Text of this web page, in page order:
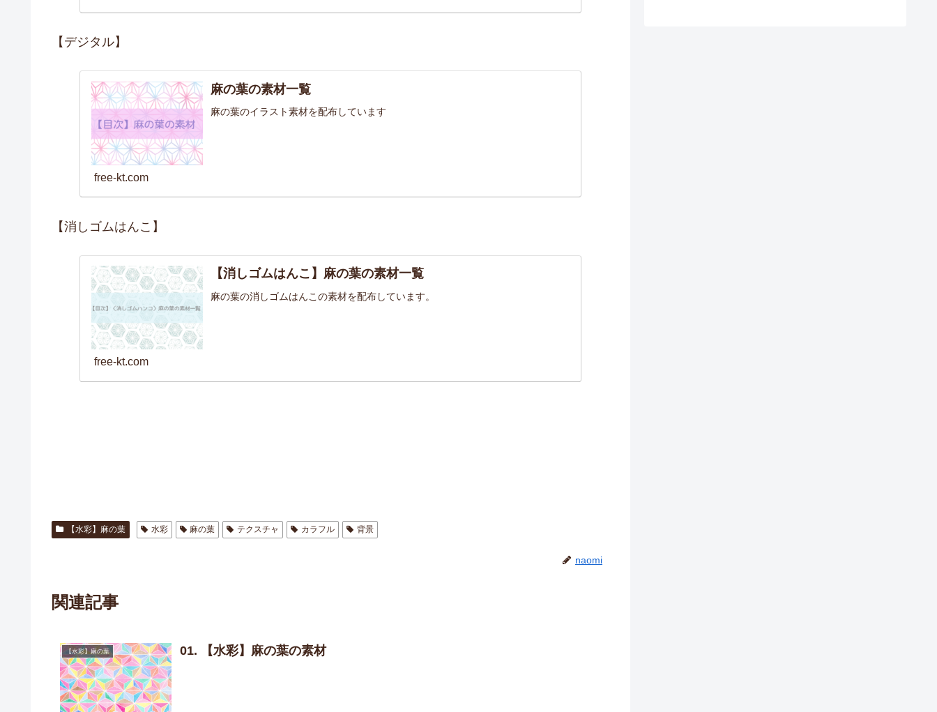
【デジタル】
麻の葉の素材一覧
麻の葉のイラスト素材を配布しています
free-kt.com
【消しゴムはんこ】
【消しゴムはんこ】麻の葉の素材一覧
麻の葉の消しゴムはんこの素材を配布しています。
free-kt.com
【水彩】麻の葉 水彩 麻の葉 テクスチャ カラフル 背景
naomi
関連記事
【水彩】麻の葉 01. 【水彩】麻の葉の素材